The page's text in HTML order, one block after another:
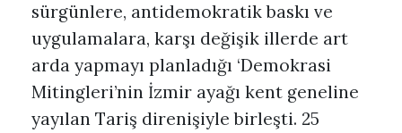
sürgünlere, antidemokratik baskı ve
uygulamalara, karşı değişik illerde art
arda yapmayı planladığı ‘Demokrasi
Mitingleri’nin İzmir ayağı kent geneline
yayılan Tariş direnişiyle birleşti. 25